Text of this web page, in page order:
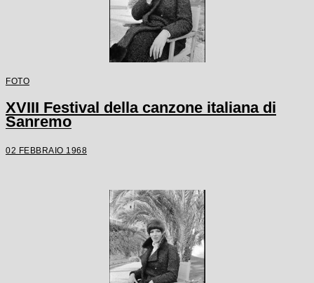
FOTO
XVIII Festival della canzone italiana di
Sanremo
02 FEBBRAIO 1968